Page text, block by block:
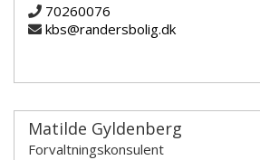
70260076
kbs@randersbolig.dk
Matilde Gyldenberg
Forvaltningskonsulent